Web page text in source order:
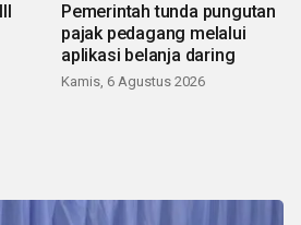
Pemerintah tunda pungutan
pajak pedagang melalui
aplikasi belanja daring
Kamis, 6 Agustus 2026